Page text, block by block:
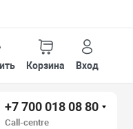
Корзина Вход
+7 700 018 08 80
Call-centre